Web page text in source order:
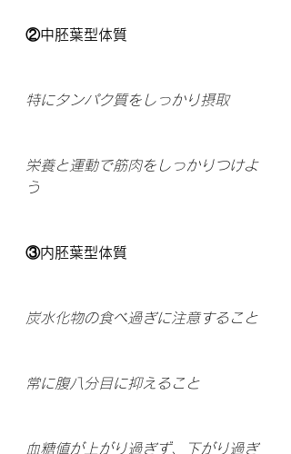
②中胚葉型体質
特にタンパク質をしっかり摂取
栄養と運動で筋肉をしっかりつけよ
う
③内胚葉型体質
炭水化物の食べ過ぎに注意すること
常に腹八分目に抑えること
血糖値が上がり過ぎず、下がり過ぎ